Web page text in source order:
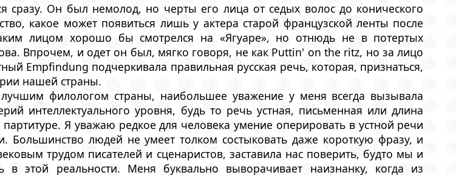
сразу. Он был немолод, но черты его лица от седых волос до конического
какое может появиться лишь у актера старой французской ленты после
лицом хорошо бы смотрелся на «Ягуаре», но отнюдь не в потертых
Впрочем, и одет он был, мягко говоря, не как Puttin' on the ritz, но за лицо
Empfindung подчеркивала правильная русская речь, которая, признаться,
нашей страны.
филологом страны, наибольшее уважение у меня всегда вызывала
интеллектуального уровня, будь то речь устная, письменная или длина
Я уважаю редкое для человека умение оперировать в устной речи
Большинство людей не умеет толком состыковать даже короткую фразу, и
трудом писателей и сценаристов, заставила нас поверить, будто мы и
в этой реальности. Меня буквально выворачивает наизнанку, когда из